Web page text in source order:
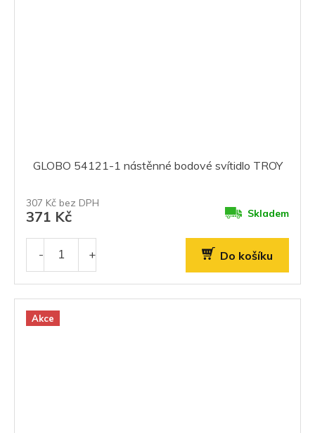
GLOBO 54121-1 nástěnné bodové svítidlo TROY
307 Kč bez DPH
371 Kč Skladem
Do košíku
Akce